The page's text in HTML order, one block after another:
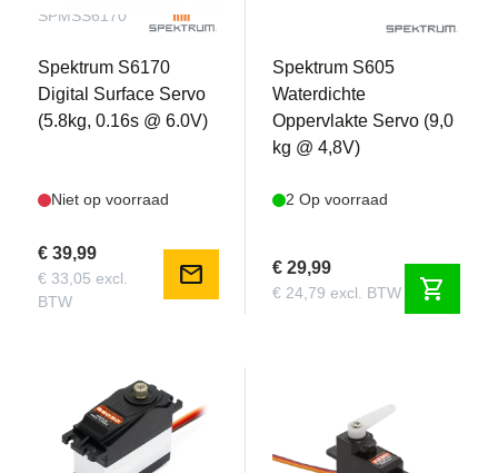
SPMSS6170
Spektrum S6170
Digital Surface Servo
(5.8kg, 0.16s @ 6.0V)
Niet op voorraad
€ 39,99
€ 33,05 excl.
BTW
mail
Spektrum S605
Waterdichte
Oppervlakte Servo (9,0
kg @ 4,8V)
2 Op voorraad
€ 29,99
€ 24,79 excl. BTW shopping_cart